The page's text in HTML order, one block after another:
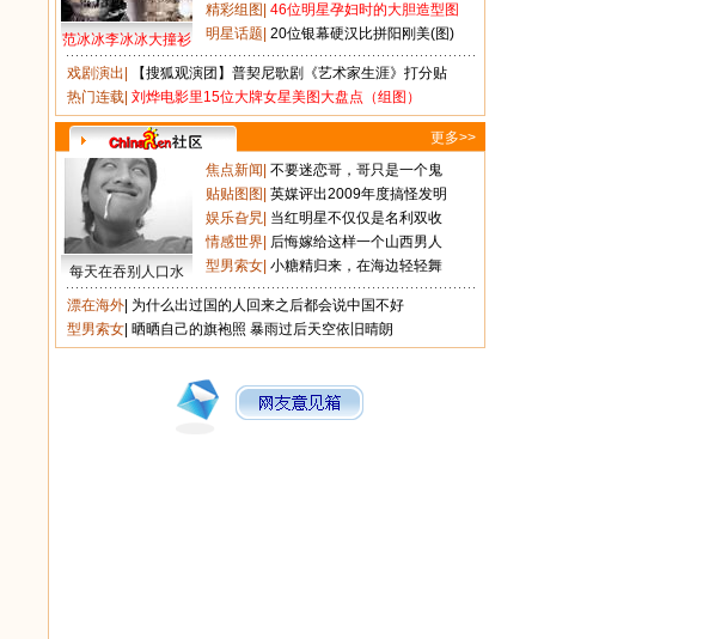
范冰冰李冰冰大撞衫
精彩组图 46位明星孕妇时的大胆造型图
明星话题 20位银幕硬汉比拼阳刚美(图)
戏剧演出
【搜狐观演团】普契尼歌剧《艺术家生涯》打分贴
热门连载 刘烨电影里15位大牌女星美图大盘点（组图）
更多>>
每天在吞别人口水
焦点新闻 不要迷恋哥，哥只是一个鬼
贴贴图图 英媒评出2009年度搞怪发明
娱乐旮旯 当红明星不仅仅是名利双收
情感世界 后悔嫁给这样一个山西男人
型男索女 小糖精归来，在海边轻轻舞
漂在海外 为什么出过国的人回来之后都会说中国不好
型男索女 晒晒自己的旗袍照 暴雨过后天空依旧晴朗